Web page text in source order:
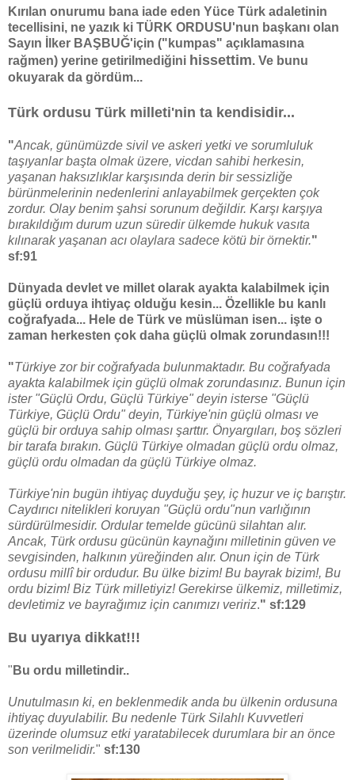
Kırılan onurumu bana iade eden Yüce Türk adaletinin
tecellisini, ne yazık ki TÜRK ORDUSU'nun başkanı olan
Sayın İlker BAŞBUĞ'için ("kumpas" açıklamasına
rağmen) yerine getirilmediğini hissettim. Ve bunu
okuyarak da gördüm...
Türk ordusu Türk milleti'nin ta kendisidir...
"Ancak, günümüzde sivil ve askeri yetki ve sorumluluk
taşıyanlar başta olmak üzere, vicdan sahibi herkesin,
yaşanan haksızlıklar karşısında derin bir sessizliğe
bürünmelerinin nedenlerini anlayabilmek gerçekten çok
zordur. Olay benim şahsi sorunum değildir. Karşı karşıya
bırakıldığım durum uzun süredir ülkemde hukuk vasıta
kılınarak yaşanan acı olaylara sadece kötü bir örnektir."
sf:91
Dünyada devlet ve millet olarak ayakta kalabilmek için
güçlü orduya ihtiyaç olduğu kesin... Özellikle bu kanlı
coğrafyada... Hele de Türk ve müslüman isen... işte o
zaman herkesten çok daha güçlü olmak zorundasın!!!
"Türkiye zor bir coğrafyada bulunmaktadır. Bu coğrafyada
ayakta kalabilmek için güçlü olmak zorundasınız. Bunun için
ister "Güçlü Ordu, Güçlü Türkiye" deyin isterse "Güçlü
Türkiye, Güçlü Ordu" deyin, Türkiye'nin güçlü olması ve
güçlü bir orduya sahip olması şarttır. Önyargıları, boş sözleri
bir tarafa bırakın. Güçlü Türkiye olmadan güçlü ordu olmaz,
güçlü ordu olmadan da güçlü Türkiye olmaz.
Türkiye'nin bugün ihtiyaç duyduğu şey, iç huzur ve iç barıştır.
Caydırıcı nitelikleri koruyan "Güçlü ordu"nun varlığının
sürdürülmesidir. Ordular temelde gücünü silahtan alır.
Ancak, Türk ordusu gücünün kaynağını milletinin güven ve
sevgisinden, halkının yüreğinden alır. Onun için de Türk
ordusu millî bir ordudur. Bu ülke bizim! Bu bayrak bizim!, Bu
ordu bizim! Biz Türk milletiyiz! Gerekirse ülkemiz, milletimiz,
devletimiz ve bayrağımız için canımızı veririz." sf:129
Bu uyarıya dikkat!!!
" Bu ordu milletindir..
Unutulmasın ki, en beklenmedik anda bu ülkenin ordusuna
ihtiyaç duyulabilir. Bu nedenle Türk Silahlı Kuvvetleri
üzerinde olumsuz etki yaratabilecek durumlara bir an önce
son verilmelidir." sf:130